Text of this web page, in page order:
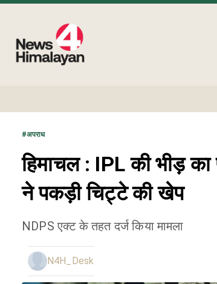
#अपराध
हिमाचल : IPL की भीड़
ने पकड़ी चिट्टे की खेप
NDPS एक्ट के तहत दर्ज किया मामला
N4H_Desk